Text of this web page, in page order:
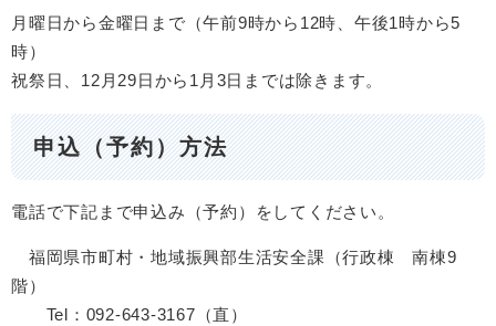
月曜日から金曜日まで（午前9時から12時、午後1時から5
時）
祝祭日、12月29日から1月3日までは除きます。
申込（予約）方法
電話で下記まで申込み（予約）をしてください。
福岡県市町村・地域振興部生活安全課（行政棟 南棟9
階）
Tel：092-643-3167（直）